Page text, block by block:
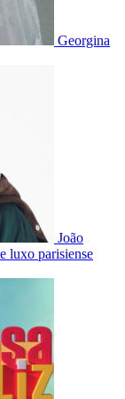
Georgina
João
luxo parisiense